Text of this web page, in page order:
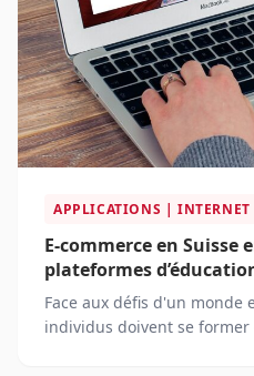
APPLICATIONS | INTERNET
E-commerce en Suisse
plateformes
Face aux défis d'un monde
individus doivent se